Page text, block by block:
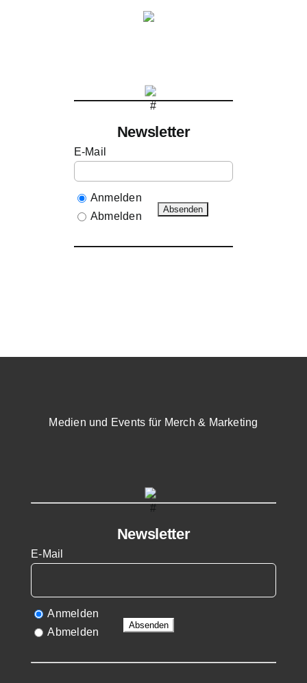
Newsletter
E-Mail
Anmelden
Abmelden
Medien und Events für Merch & Marketing
Newsletter
E-Mail
Anmelden
Abmelden